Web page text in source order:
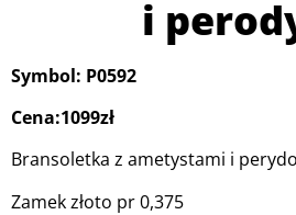
i
Symbol: P0592
Cena:1099zł
Bransoletka z ametystami i
Zamek złoto pr 0,375